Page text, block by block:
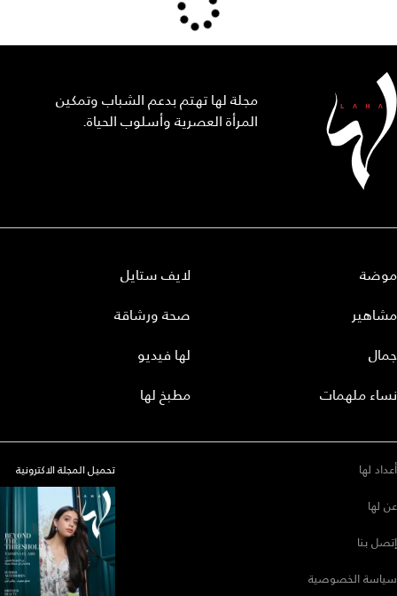
مجلة لها تهتم بدعم الشباب وتمكين
المرأة العصرية وأسلوب الحياة.
موضة
مشاهير
جمال
نساء ملهمات
لايف ستايل
صحة ورشاقة
لها فيديو
مطبخ لها
أعداد لها
عن لها
إتصل بنا
سياسة الخصوصية
تحميل المجلة الاكترونية